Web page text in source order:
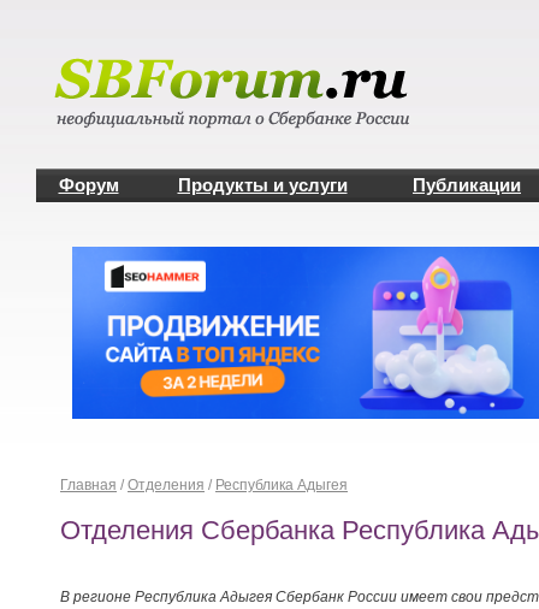
Форум Продукты и услуги Публикации
Главная / Отделения / Республика Адыгея
Отделения Сбербанка Республика
В регионе Республика Адыгея Сбербанк России имеет свои